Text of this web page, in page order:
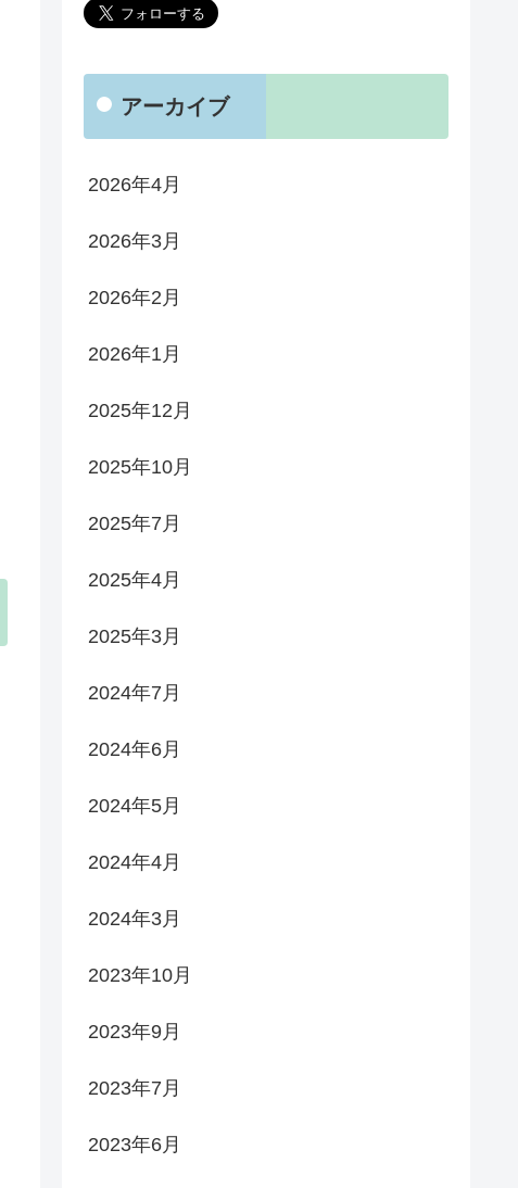
アーカイブ
2026年4月
2026年3月
2026年2月
2026年1月
2025年12月
2025年10月
2025年7月
2025年4月
2025年3月
2024年7月
2024年6月
2024年5月
2024年4月
2024年3月
2023年10月
2023年9月
2023年7月
2023年6月